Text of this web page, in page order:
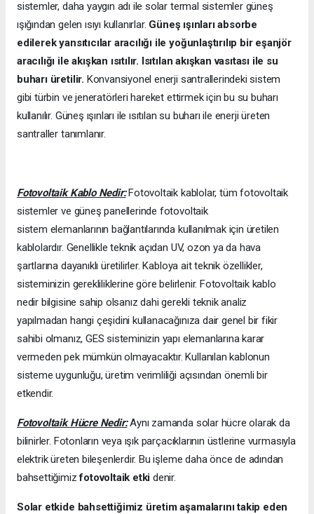
sistemler, daha yaygın adı ile solar termal sistemler güneş
ışığından gelen ısıyı kullanırlar. Güneş ışınları absorbe
edilerek yansıtıcılar aracılığı ile yoğunlaştırılıp bir eşanjör
aracılığı ile akışkan ısıtılır. Isıtılan akışkan vasıtası ile su
buharı üretilir. Konvansiyonel enerji santrallerindeki sistem
gibi türbin ve jeneratörleri hareket ettirmek için bu su buharı
kullanılır. Güneş ışınları ile ısıtılan su buharı ile enerji üreten
santraller tanımlanır.
Fotovoltaik Kablo Nedir:Fotovoltaik kablolar, tüm fotovoltaik
sistemler ve güneş panellerinde fotovoltaik
sistem elemanlarının bağlantılarında kullanılmak için üretilen
kablolardır. Genellikle teknik açıdan UV, ozon ya da hava
şartlarına dayanıklı üretilirler. Kabloya ait teknik özellikler,
sisteminizin gerekliliklerine göre belirlenir. Fotovoltaik kablo
nedir bilgisine sahip olsanız dahi gerekli teknik analiz
yapılmadan hangi çeşidini kullanacağınıza dair genel bir fikir
sahibi olmanız, GES sisteminizin yapı elemanlarına karar
vermeden pek mümkün olmayacaktır. Kullanılan kablonun
sisteme uygunluğu, üretim verimliliği açısından önemli bir
etkendir.
Fotovoltaik Hücre Nedir:Aynı zamanda solar hücre olarak da
bilinirler. Fotonların veya ışık parçacıklarının üstlerine vurmasıyla
elektrik üreten bileşenlerdir. Bu işleme daha önce de adından
bahsettiğimizfotovoltaik etkidenir.
Solar etkide bahsettiğimiz üretim aşamalarını takip eden